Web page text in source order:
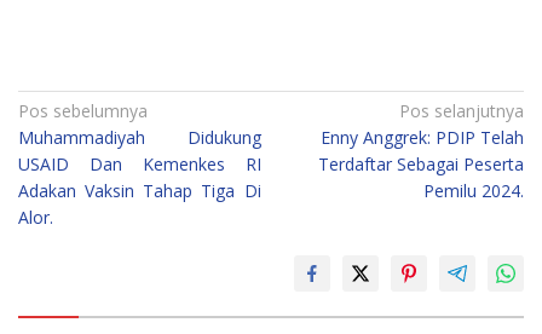
Navigasi
pos
Pos sebelumnya
Muhammadiyah Didukung
USAID Dan Kemenkes RI
Adakan Vaksin Tahap Tiga Di
Alor.
Pos selanjutnya
Enny Anggrek: PDIP Telah
Terdaftar Sebagai Peserta
Pemilu 2024.